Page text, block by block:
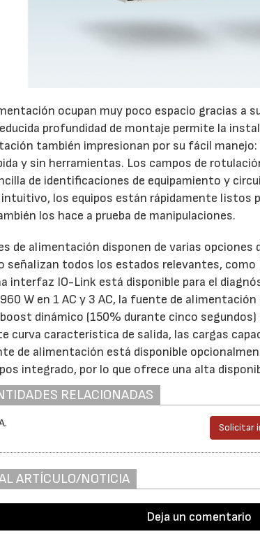
ocupan muy poco espacio gracias a
profundidad de montaje permite la
también impresionan por su fácil
y sin herramientas. Los campos de
de identificaciones de equipamiento y
los equipos están rápidamente listos
los hace a prueba de manipulaciones.
de alimentación disponen de varias
todos los estados relevantes, como
interfaz IO-Link está disponible para el
W en 1 AC y 3 AC, la fuente de
dinámico (150% durante cinco
curva característica de salida, las cargas
de alimentación está disponible
integrado, por lo que ofrece una alta
RELACIONADAS
Solicitar
ARTÍCULO/NOTICIA
Deja un comentario
15/07/